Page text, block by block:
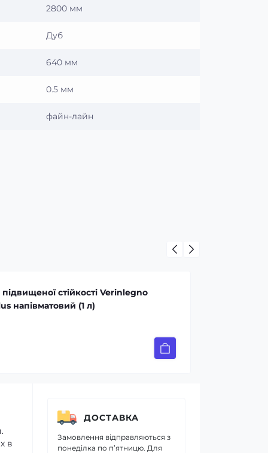
2800 мм
Дуб
640 мм
0.5 мм
файн-лайн
стійкості Verinlegno
напівматовий (1 л)
в
ДОСТАВКА
Замовлення відправляються з
понеділка по п’ятницю. Для